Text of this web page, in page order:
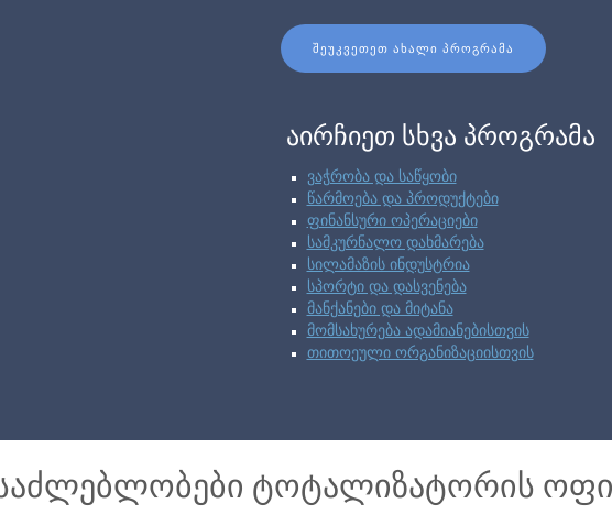
ᲨᲔᲣᲙᲕᲔᲗᲔᲗ ᲐᲮᲐᲚᲘ ᲞᲠᲝᲒᲠᲐᲛᲐ
აირჩიეთ სხვა პროგრამა
ვაჭრობა და საწყობი
წარმოება და პროდუქტები
ფინანსური ოპერაციები
სამკურნალო დახმარება
სილამაზის ინდუსტრია
სპორტი და დასვენება
მანქანები და მიტანა
მომსახურება ადამიანებისთვის
თითოეული ორგანიზაციისთვის
ტოტალიზატორის